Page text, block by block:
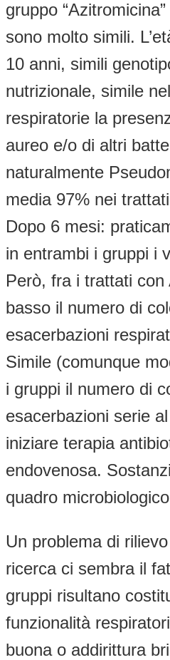
gruppo
sono molto simili.
10 anni, simili
nutrizionale, simile
respiratorie la
aureo e/o di altri
naturalmente
media 97% nei
Dopo 6 mesi:
in entrambi i gruppi i
Però, fra i trattati con
basso il numero di
esacerbazioni
Simile (comunque
i gruppi il numero di
esacerbazioni serie
iniziare terapia
endovenosa.
quadro
Un problema di
ricerca ci sembra il
gruppi risultano
funzionalità
buona o addirittura